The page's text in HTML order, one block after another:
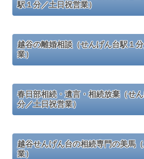
駅１分／土日祝営業）
越谷の離婚相談（せんげん台駅１
業）
春日部相続・遺言・相続放棄（せ
分／土日祝営業）
越谷せんげん台の相続専門の美馬
業）